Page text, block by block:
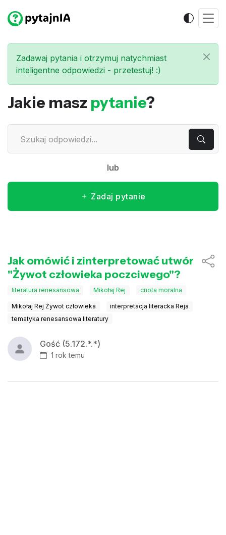
Zadawaj pytania i otrzymuj natychmiast
inteligentne odpowiedzi - przetestuj! :)
Jakie masz pytanie?
lub
Zadaj pytanie
Jak omówić i zinterpretować utwór
"Żywot człowieka poczciwego"?
literatura renesansowa Mikołaj Rej cnota moralna
Mikołaj Rej Żywot człowieka
interpretacja literacka Reja
tematyka renesansowa literatury
Gość (5.172.*.*)
1 rok temu